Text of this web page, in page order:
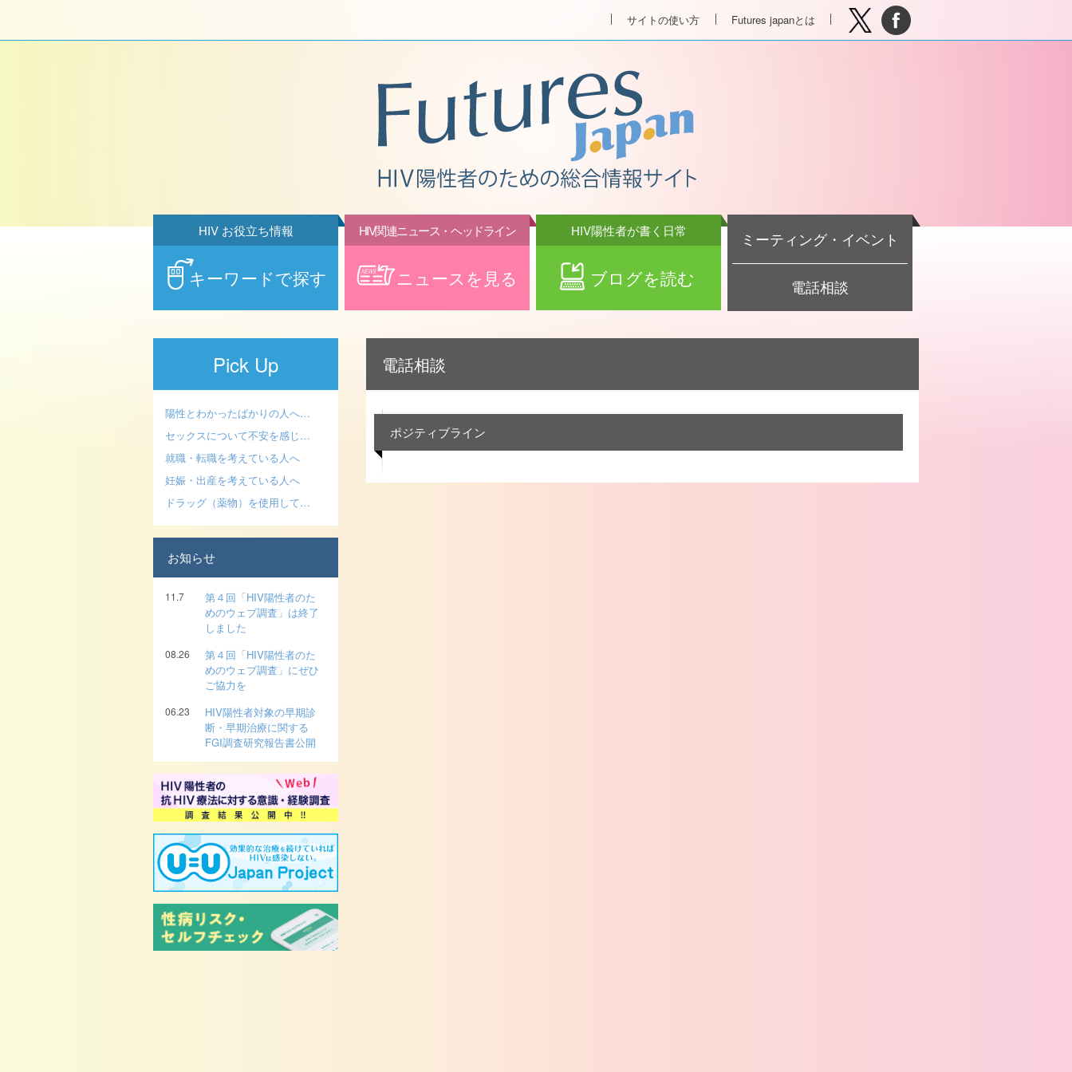
サイトの使い方 Futures japanとは
キーワードで探す
HIV お役立ち情報
ニュースを見る
HIV関連ニュース・ヘッドライン
ブログを読む
HIV陽性者が書く日常 ミーティング・イベント
電話相談
電話相談
ポジティブライン
Pick Up
陽性とわかったばかりの人へ…
セックスについて不安を感じ…
就職・転職を考えている人へ
妊娠・出産を考えている人へ
ドラッグ（薬物）を使用して…
お知らせ
11.7
第４回「HIV陽性者のた
めのウェブ調査」は終了
しました
08.26
第４回「HIV陽性者のた
めのウェブ調査」にぜひ
ご協力を
06.23
HIV陽性者対象の早期診
断・早期治療に関する
FGI調査研究報告書公開